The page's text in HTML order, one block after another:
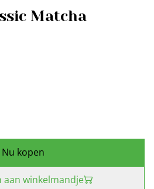
Matcha
Nu kopen
aan winkelmandje